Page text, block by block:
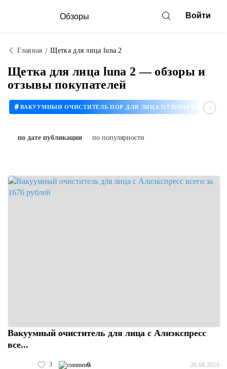
Обзоры Войти
Главная Щетка для лица luna 2
Щетка для лица luna 2 — обзоры и
отзывы покупателей
#
по дате публикации по популярности
Вакуумный очиститель для лица с Алиэкспресс
все...
3 0 26.08.2020